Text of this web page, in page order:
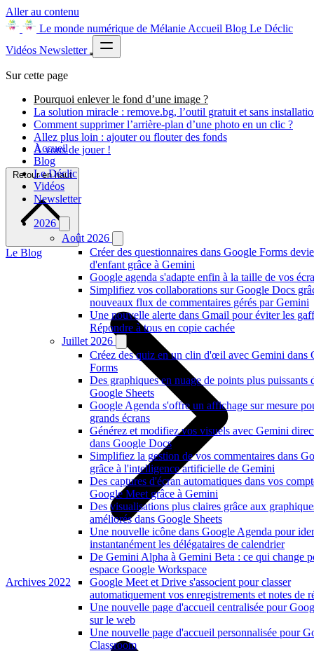
Aller au contenu
Le monde numérique de Mélanie Accueil Blog Le Déclic
Vidéos Newsletter
Accueil
Blog
Le Déclic
Vidéos
Newsletter
2026
Août 2026
Créer des questionnaires dans Google Forms
d'enfant grâce à Gemini
Google agenda s'adapte enfin à la taille de vos
Simplifiez vos collaborations sur Google Docs
nouveaux flux de commentaires gérés par Gemini
Une nouvelle alerte dans Gmail pour éviter les
Répondre à tous en copie cachée
Juillet 2026
Créez des quiz en un clin d'œil avec Gemini dans
Forms
Des graphiques en nuage de points plus puissants
Google Sheets
Google Agenda s'offre un affichage sur mesure
grands écrans
Générez et modifiez vos visuels avec Gemini
dans Google Docs
Simplifiez la gestion de vos commentaires dans
grâce à l'intelligence artificielle de Gemini
Des captures d'écran automatiques dans vos
Google Meet grâce à Gemini
Des visualisations plus claires grâce aux
améliorés dans Google Sheets
Une nouvelle icône dans Google Agenda pour
instantanément les délégataires de calendrier
De Gemini Alpha à Gemini Beta : ce qui change
espace Google Workspace
Google Meet et Drive s'associent pour classer
automatiquement vos enregistrements et notes de
Une nouvelle page d'accueil centralisée pour
sur le web
Une nouvelle page d'accueil personnalisée pour
Classroom
Sur cette page
Pourquoi enlever le fond d’une image ?
La solution miracle : remove.bg, l’outil gratuit et sans
Comment supprimer l’arrière-plan d’une photo en un clic ?
Allez plus loin : ajouter ou flouter des fonds
À vous de jouer !
Retour en haut
Le Blog
Archives 2022